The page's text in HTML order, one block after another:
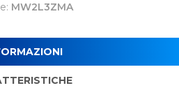
MW2L3ZMA